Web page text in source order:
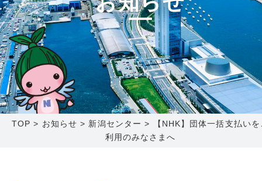
新潟センター 025-210-1200
料金シミュレーション
サポート
Q&A
センター情報
障害メンテナンス情報
〒992-0044
山形県米沢市春日四丁目2-75
0238-24-2525
営業時間 9:00～18:00
〒960-8252
福島県福島市御山字一本松17-1-
1
0120-173-577
営業時間 9:15～18:00
TOP > お知らせ > 新潟センター >
【NHK】団体一括支払い
利用のみなさまへ